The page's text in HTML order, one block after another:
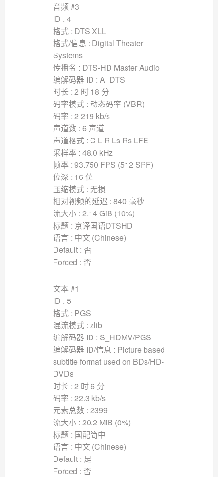
音频 #3
ID : 4
格式 : DTS XLL
格式/信息 : Digital Theater
Systems
传播名 : DTS-HD Master Audio
编解码器 ID : A_DTS
时长 : 2 时 18 分
码率模式 : 动态码率 (VBR)
码率 : 2 219 kb/s
声道数 : 6 声道
声道格式 : C L R Ls Rs LFE
采样率 : 48.0 kHz
帧率 : 93.750 FPS (512 SPF)
位深 : 16 位
压缩模式 : 无损
相对视频的延迟 : 840 毫秒
流大小 : 2.14 GiB (10%)
标题 : 京译国语DTSHD
语言 : 中文 (Chinese)
Default : 否
Forced : 否
文本 #1
ID : 5
格式 : PGS
混流模式 : zlib
编解码器 ID : S_HDMV/PGS
编解码器 ID/信息 : Picture based
subtitle format used on BDs/HD-
DVDs
时长 : 2 时 6 分
码率 : 22.3 kb/s
元素总数 : 2399
流大小 : 20.2 MiB (0%)
标题 : 国配简中
语言 : 中文 (Chinese)
Default : 是
Forced : 否